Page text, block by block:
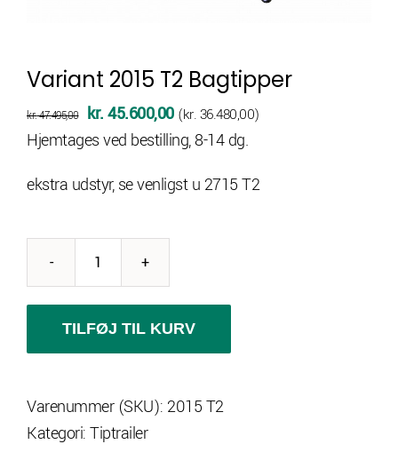
Variant 2015 T2 Bagtipper
kr.47.495,00
Den
oprindelige
var:
kr.45.600,00Den
aktuelle
er:
(kr.36.480,00)
Hjemtages ved bestilling, 8-14 dg.
ekstra udstyr, se venligst u 2715 T2
Variant
2015
T2
Bagtipper
TILFØJ TIL KURV
Varenummer (SKU): 2015 T2
Kategori:Tiptrailer